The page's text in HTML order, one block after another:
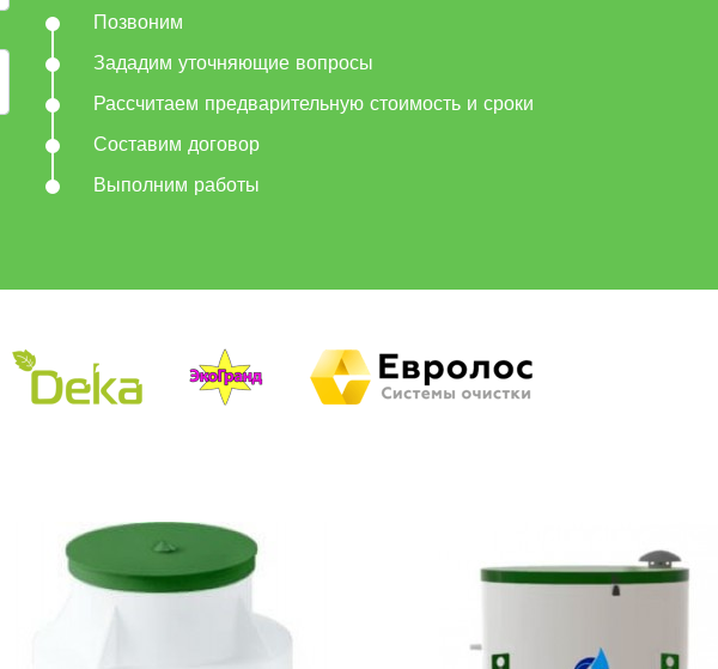
Позвоним
Зададим уточняющие вопросы
Рассчитаем предварительную стоимость и сроки
Составим договор
Выполним работы